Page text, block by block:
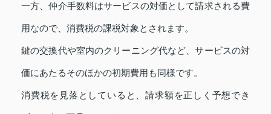
一方、仲介手数料はサービスの対価として請求される費
用なので、消費税の課税対象とされます。
鍵の交換代や室内のクリーニング代など、サービスの対
価にあたるそのほかの初期費用も同様です。
消費税を見落としていると、請求額を正しく予想でき